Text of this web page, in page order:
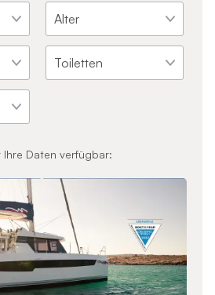
Ihre Daten verfügbar: